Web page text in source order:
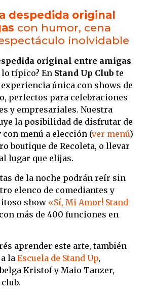
despedida original
con humor, cena
inolvidable
original entre amigas
lo típico? En Stand Up Club te
única con shows de
perfectos para celebraciones
y empresariales. Nuestra
la posibilidad de disfrutar de
con menú a elección (ver menú)
boutique de Recoleta, o llevar
lugar que elijas.
de la noche podrán reír sin
elenco de comediantes y
show «Sí, Mi Amor! Stand
más de 400 funciones en
aprender este arte, también
la Escuela de Stand Up,
Kristof y Maio Tanzer,